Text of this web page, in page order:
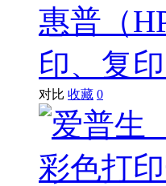
惠普（
印、复
对比 收藏 0